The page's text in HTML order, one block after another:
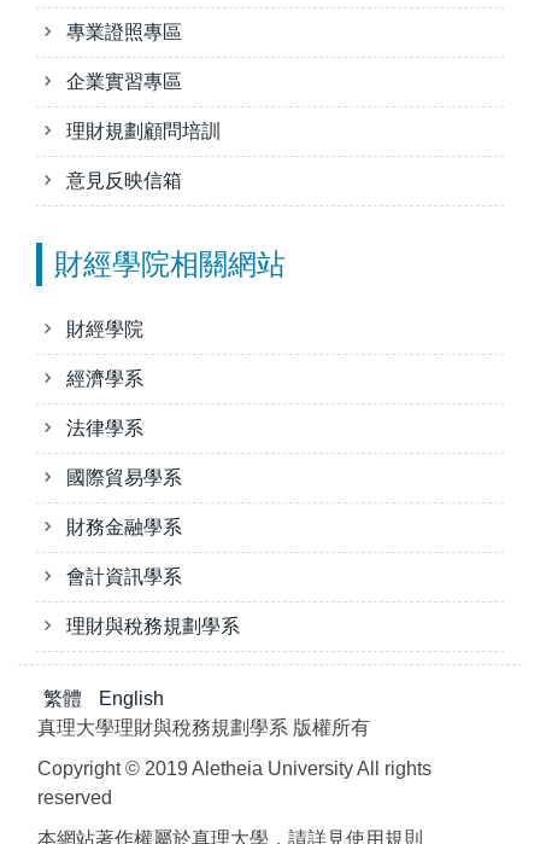
專業證照專區
企業實習專區
理財規劃顧問培訓
意見反映信箱
財經學院相關網站
財經學院
經濟學系
法律學系
國際貿易學系
財務金融學系
會計資訊學系
理財與稅務規劃學系
繁體
English
真理大學理財與稅務規劃學系 版權所有
Copyright © 2019 Aletheia University All rights
reserved
本網站著作權屬於真理大學，請詳見使用規則